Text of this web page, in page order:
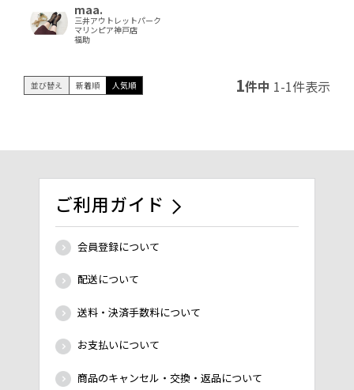
maa.
三井アウトレットパーク
マリンピア神戸店
福助
並び替え 新着順 人気順 1件中 1-1件表示
ご利用ガイド
会員登録について
配送について
送料・決済手数料について
お支払いについて
商品のキャンセル・交換・返品について